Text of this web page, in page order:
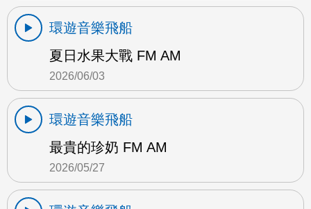
環遊音樂飛船
夏日水果大戰 FM AM
2026/06/03
環遊音樂飛船
最貴的珍奶 FM AM
2026/05/27